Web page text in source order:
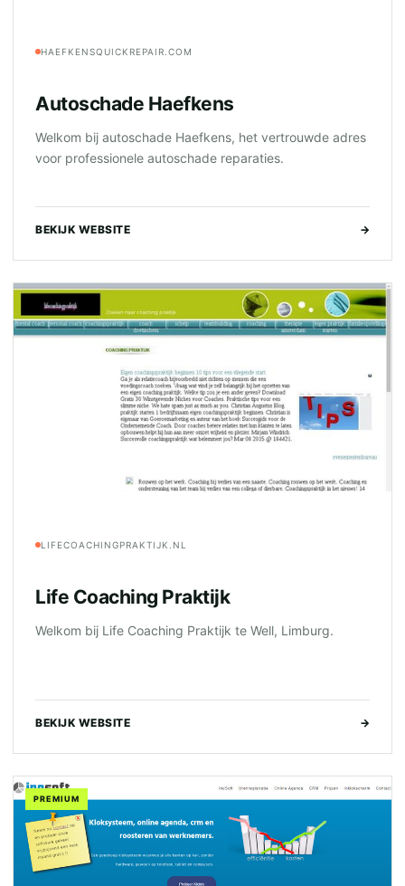
HAEFKENSQUICKREPAIR.COM
Autoschade Haefkens
Welkom bij autoschade Haefkens, het vertrouwde adres
voor professionele autoschade reparaties.
BEKIJK WEBSITE →
LIFECOACHINGPRAKTIJK.NL
Life Coaching Praktijk
Welkom bij Life Coaching Praktijk te Well, Limburg.
BEKIJK WEBSITE →
PREMIUM